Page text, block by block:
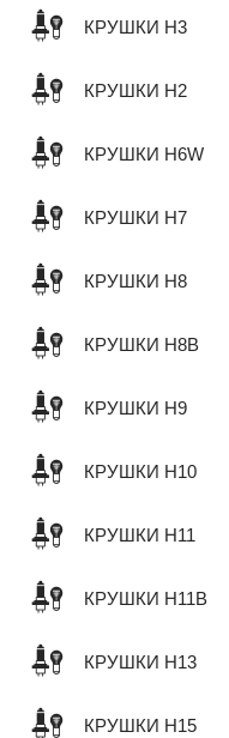
КРУШКИ H3
КРУШКИ H2
КРУШКИ H6W
КРУШКИ H7
КРУШКИ H8
КРУШКИ H8B
КРУШКИ H9
КРУШКИ H10
КРУШКИ H11
КРУШКИ H11B
КРУШКИ H13
КРУШКИ H15